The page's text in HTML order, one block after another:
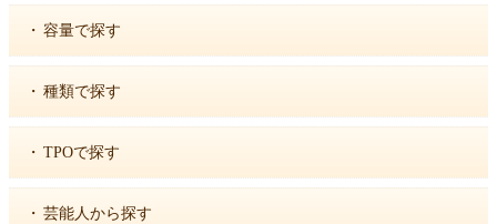
・ 容量で探す
・ 種類で探す
・ TPOで探す
・ 芸能人から探す